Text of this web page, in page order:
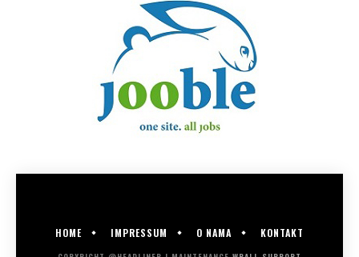
HOME IMPRESSUM O NAMA KONTAKT